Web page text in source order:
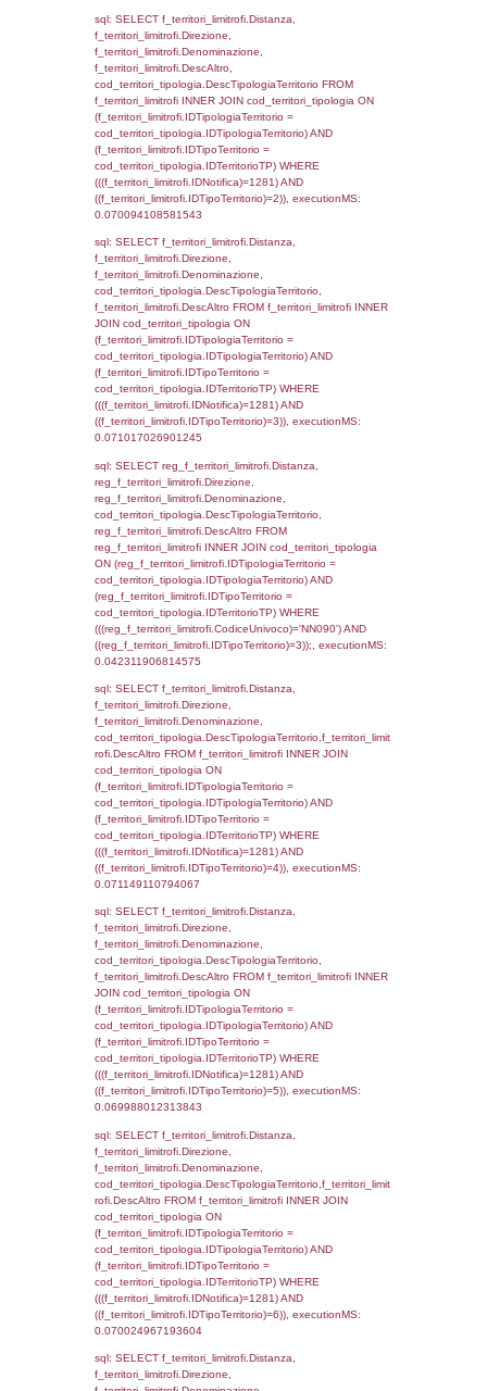
executionMS: 0.0066580772399902
sql: SELECT a2p.Cognome, a2p.Nome
a2_ruolipersonale a2rp INNER JOIN
a2rp.IDPersonale = a2p.IDPersonale
(((a2p.IDNotifica)=1281) AND
executionMS: 0.0025241374969482
sql: SELECT Cognome, Nome FROM
reg_a2_ruolipersonale.IDPersonale =
reg_a2_personale.IDPersonale WHERE
executionMS: 0.0024018287658691
sql: SELECT cod_ipa_aoo.des_amm,
d1_controlli.UntAmmTerr,
d1_controlli.Regione, d1_controlli.Provincia,
d1_controlli.Comune, d1_controlli.Via,
d1_controlli.Email, d1_controlli.Pec FROM
INNER JOIN d1_controlli ON
d1_controlli.UntAmmTerr where
executionMS: 0.02994704246521
sql: SELECT * FROM d2_autorizzazioni
IDNotifica=1281, executionMS:
StatoIspezione,
'%d/%m/%Y') as DataApertura,
DATE_FORMAT(DataChiusura, '%d/%m/
DataChiusura,
'%d/%m/%Y') as DataUltimoPIR FROM
WHERE (((d3_ispezioni.IDNotifica)=1281)),
0.00067996978759766
FROM f_confini_stato INNER JOIN
f_confini_stato.IDStato = el_nazioni.IDStato
f_confini_stato.IDNotifica = 1281;,
0.00061583518981934
sql: SELECT el_regioni.Regione,
el_comuni.Comune,
f_confini INNER JOIN ((el_comuni INNER
ON el_comuni.IstProvincia =
INNER JOIN el_regioni ON
el_regioni.IstRegione) ON
el_comuni.IstComune WHERE
(((f_confini.IDNotifica)=1281));,
0.00068116188049316
sql: SELECT
SEPARATOR '; ') AS DescAltro,
f_territori_limitrofi INNER JOIN
(f_territori_limitrofi.IDTipologiaTerritorio =